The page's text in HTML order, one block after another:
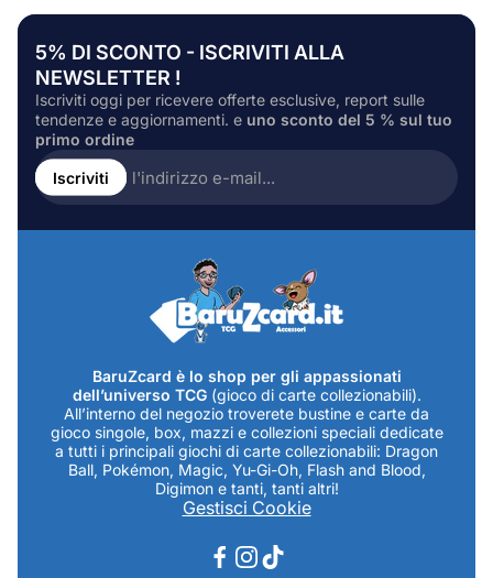
5% DI SCONTO - ISCRIVITI ALLA
NEWSLETTER !
Iscriviti oggi per ricevere offerte esclusive, report sulle
tendenze e aggiornamenti. e uno sconto del 5 % sul tuo
primo ordine
Inserire
l'indirizzo
e-
Iscriviti
BaruZcard è lo shop per gli appassionati
dell’universo TCG (gioco di carte collezionabili).
All’interno del negozio troverete bustine e carte da
gioco singole, box, mazzi e collezioni speciali dedicate
a tutti i principali giochi di carte collezionabili: Dragon
Ball, Pokémon, Magic, Yu-Gi-Oh, Flash and Blood,
Digimon e tanti, tanti altri!
Gestisci Cookie